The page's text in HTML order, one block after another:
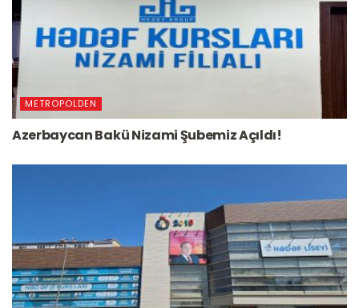
METROPOLDEN
Azerbaycan Bakü Nizami Şubemiz Açıldı!